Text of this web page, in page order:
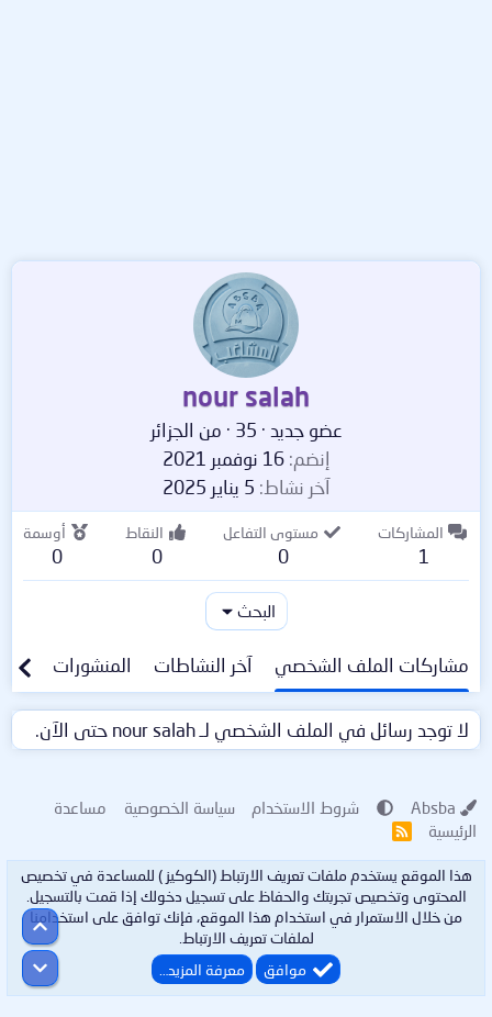
nour salah
عضو جديد ·
· من الجزائر
إنضم 16 نوفمبر 2021
آخر نشاط 5 يناير 2025
المشاركات
1
مستوى التفاعل
0
النقاط
0
أوسمة
0
البحث
مشاركات الملف الشخصي آخر النشاطات المنشورات
لا توجد رسائل في الملف الشخصي لـ nour salah حتى الآن.
شروط الاستخدام سياسة الخصوصية
مساعدة
الرئيسية
R
هذا الموقع يستخدم ملفات تعريف الارتباط (الكوكيز ) للمساعدة في تخصيص
المحتوى وتخصيص تجربتك والحفاظ على تسجيل دخولك إذا قمت بالتسجيل.
من خلال الاستمرار في استخدام هذا الموقع، فإنك توافق على استخدامنا
لملفات تعريف الارتباط.
موافق
معرفة المزيد…
أعلى